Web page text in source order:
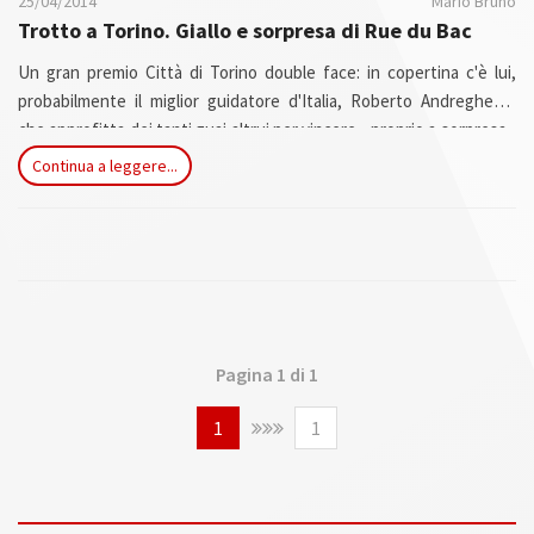
Trotto a Torino. Giallo e sorpresa di Rue du Bac
Un gran premio Città di Torino double face: in copertina c'è lui,
probabilmente il miglior guidatore d'Italia, Roberto Andreghetti,
che approfitta dei tanti guai altrui per vincere - proprio a sorpresa -
con Rue du Bac. Acquistato una quindicina di giorni fa da una
cordata franco-svedese, allenato dal crack francese Fabrice Souloy
Continua a leggere...
Pagina 1 di 1
1 1